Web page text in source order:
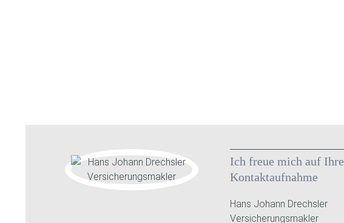
Ich freue mich auf Ihre
Kontaktaufnahme
Hans Johann Drechsler
Versicherungsmakler